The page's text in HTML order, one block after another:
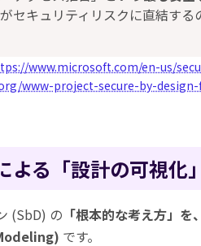
セキュリティリスクに直結する
www.microsoft.com/en-us/
www-project-secure-by-
る「設計の可視化」
(SbD) の 「根本的な考え方」
です。